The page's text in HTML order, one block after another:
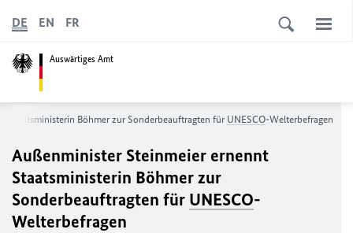
Auswärtiges Amt
DE EN FR
Staatsministerin Böhmer zur Sonderbeauftragten für UNESCO-Welterbefragen
Außenminister Steinmeier ernennt
Staatsministerin Böhmer zur
Sonderbeauftragten für UNESCO-
Welterbefragen